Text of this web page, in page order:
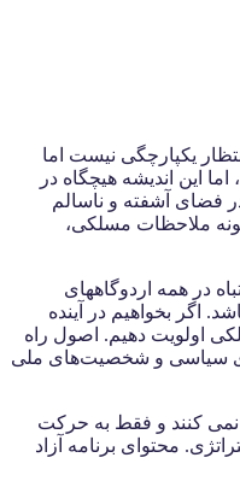
یکپارچگی نیست اما
این اندیشه هیچگاه در
فضای آشفته و ناسالم
ملاحظات مسلکی،
در همه اردوگاههای
اگر بخواهیم در آینده
اولویت دهیم. اصول راه
سیاسی و شخصیت‌های ملی
نمی کنند و فقط به حرکت
محتوای برنامه آزاد